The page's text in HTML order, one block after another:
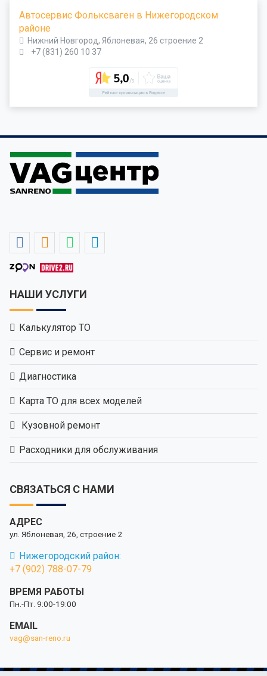
Автосервис Фольксваген в Нижегородском
районе
Нижний Новгород, Яблоневая, 26 строение 2
+7 (831) 260 10 37
НАШИ УСЛУГИ
Калькулятор ТО
Сервис и ремонт
Диагностика
Карта ТО для всех моделей
Кузовной ремонт
Расходники для обслуживания
СВЯЗАТЬСЯ С НАМИ
АДРЕС
ул. Яблоневая, 26, строение 2
Нижегородский район:
+7 (902) 788-07-79
ВРЕМЯ РАБОТЫ
Пн.-Пт. 9:00-19:00
EMAIL
vag@san-reno.ru